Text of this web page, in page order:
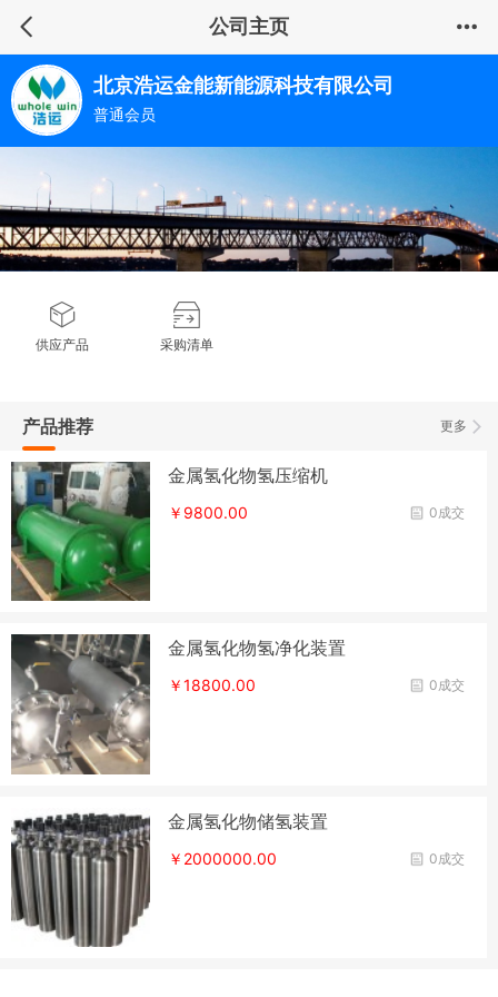
公司主页
北京浩运金能新能源科技有限公司
普通会员
供应产品 采购清单
更多
产品推荐
金属氢化物氢压缩机
0成交
￥9800.00
金属氢化物氢净化装置
0成交
￥18800.00
金属氢化物储氢装置
0成交
￥2000000.00